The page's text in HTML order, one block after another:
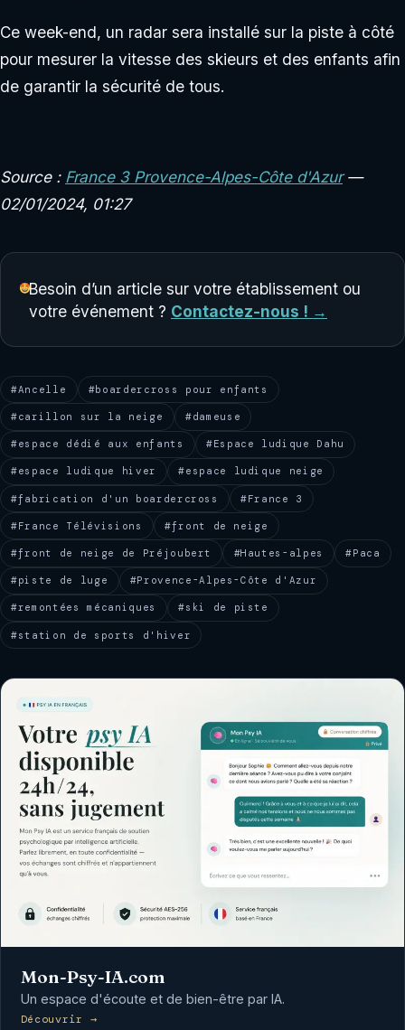
Ce week-end, un radar sera installé sur la piste à côté
pour mesurer la vitesse des skieurs et des enfants afin
de garantir la sécurité de tous.
Source : France 3 Provence-Alpes-Côte d'Azur—
02/01/2024, 01:27
Besoin d’un article sur votre établissement ou
votre événement ? Contactez-nous ! →
#Ancelle #boardercross pour enfants
#carillon sur la neige #dameuse
#espace dédié aux enfants #Espace ludique Dahu
#espace ludique hiver #espace ludique neige
#fabrication d'un boardercross #France 3
#France Télévisions #front de neige
#front de neige de Préjoubert #Hautes-alpes #Paca
#piste de luge #Provence-Alpes-Côte d'Azur
#remontées mécaniques #ski de piste
#station de sports d'hiver
Mon-Psy-IA.com
Un espace d'écoute et de bien-être par IA.
Découvrir →